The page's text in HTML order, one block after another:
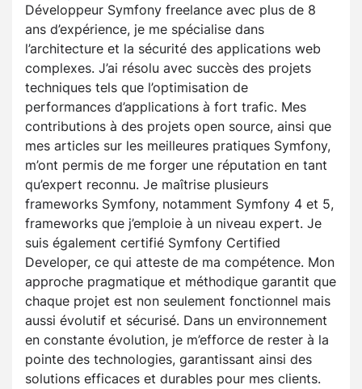
Développeur Symfony freelance avec plus de 8
ans d’expérience, je me spécialise dans
l’architecture et la sécurité des applications web
complexes. J’ai résolu avec succès des projets
techniques tels que l’optimisation de
performances d’applications à fort trafic. Mes
contributions à des projets open source, ainsi que
mes articles sur les meilleures pratiques Symfony,
m’ont permis de me forger une réputation en tant
qu’expert reconnu. Je maîtrise plusieurs
frameworks Symfony, notamment Symfony 4 et 5,
frameworks que j’emploie à un niveau expert. Je
suis également certifié Symfony Certified
Developer, ce qui atteste de ma compétence. Mon
approche pragmatique et méthodique garantit que
chaque projet est non seulement fonctionnel mais
aussi évolutif et sécurisé. Dans un environnement
en constante évolution, je m’efforce de rester à la
pointe des technologies, garantissant ainsi des
solutions efficaces et durables pour mes clients.